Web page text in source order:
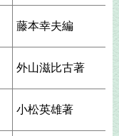
藤本幸夫編
外山滋比古著
小松英雄著